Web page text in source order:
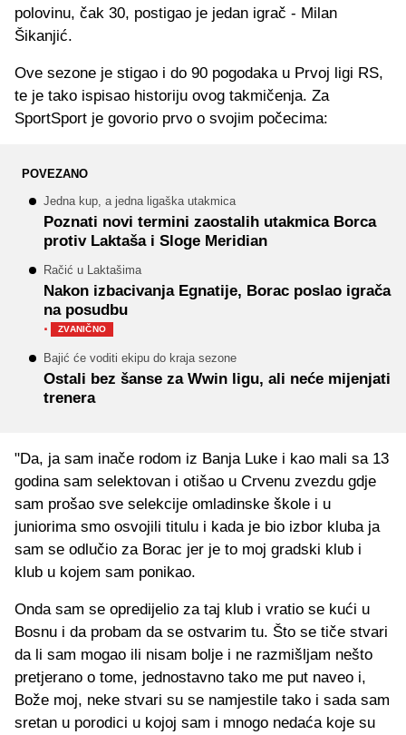
polovinu, čak 30, postigao je jedan igrač - Milan
Šikanjić.
Ove sezone je stigao i do 90 pogodaka u Prvoj ligi RS,
te je tako ispisao historiju ovog takmičenja. Za
SportSport je govorio prvo o svojim počecima:
POVEZANO
Jedna kup, a jedna ligaška utakmica
Poznati novi termini zaostalih utakmica Borca
protiv Laktaša i Sloge Meridian
Račić u Laktašima
Nakon izbacivanja Egnatije, Borac poslao igrača
na posudbu
· ZVANIČNO
Bajić će voditi ekipu do kraja sezone
Ostali bez šanse za Wwin ligu, ali neće mijenjati
trenera
"Da, ja sam inače rodom iz Banja Luke i kao mali sa 13
godina sam selektovan i otišao u Crvenu zvezdu gdje
sam prošao sve selekcije omladinske škole i u
juniorima smo osvojili titulu i kada je bio izbor kluba ja
sam se odlučio za Borac jer je to moj gradski klub i
klub u kojem sam ponikao.
Onda sam se opredijelio za taj klub i vratio se kući u
Bosnu i da probam da se ostvarim tu. Što se tiče stvari
da li sam mogao ili nisam bolje i ne razmišljam nešto
pretjerano o tome, jednostavno tako me put naveo i,
Bože moj, neke stvari su se namjestile tako i sada sam
sretan u porodici u kojoj sam i mnogo nedaća koje su